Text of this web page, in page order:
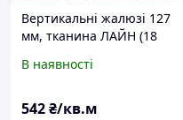
Вертикальні жалюзі 127
мм, тканина ЛАЙН (18
В наявності
542₴/кв.м